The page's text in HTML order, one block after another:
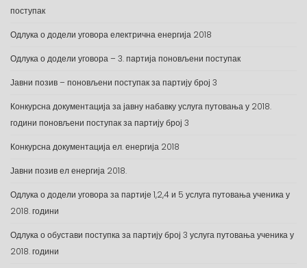
поступак
Одлука о додели уговора електрична енергија 2018
Одлука о додели уговора – 3. партија поновљени поступак
Јавни позив – поновљени поступак за партију број 3
Конкурсна документација за јавну набавку услуга путовања у 2018.
години поновљени поступак за партију број 3
Конкурсна документација ел. енергија 2018
Јавни позив ел енергија 2018.
Одлука о додели уговора за партије 1,2,4 и 5 услуга путовања ученика у
2018. години
Одлука о обустави поступка за партију број 3 услуга путовања ученика у
2018. години